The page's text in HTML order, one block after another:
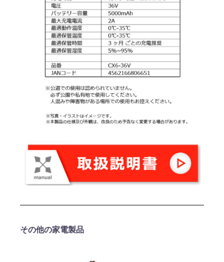
その他の家電製品